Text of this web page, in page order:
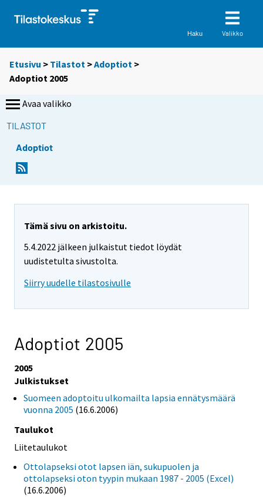
Haku Valikko
Etusivu > Tilastot >Adoptiot >
Adoptiot 2005
Avaa valikko
TILASTOT
Adoptiot
Tämä sivu on arkistoitu.
5.4.2022 jälkeen julkaistut tiedot löydät
uudistetulta sivustolta.
Siirry uudelle tilastosivulle
Adoptiot 2005
2005
Julkistukset
Suomeen adoptoitu ulkomailta lapsia ennätysmäärä
vuonna 2005 (16.6.2006)
Taulukot
Liitetaulukot
Ottolapseksi otot lapsen iän, sukupuolen ja
ottolapseksi oton tyypin mukaan 1987 - 2005 (Excel)
(16.6.2006)